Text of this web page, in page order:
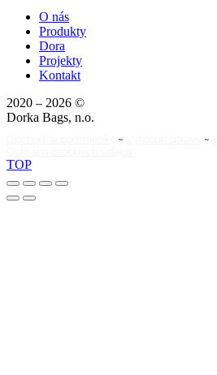
O nás
Produkty
Dora
Projekty
Kontakt
2020 – 2026 ©
Dorka Bags, n.o.
~ ~
TOP